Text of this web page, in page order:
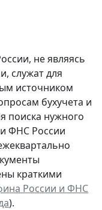
не являясь
служат для
источником
бухучета и
поиска нужного
ФНС России
краткими
России и ФНС
).